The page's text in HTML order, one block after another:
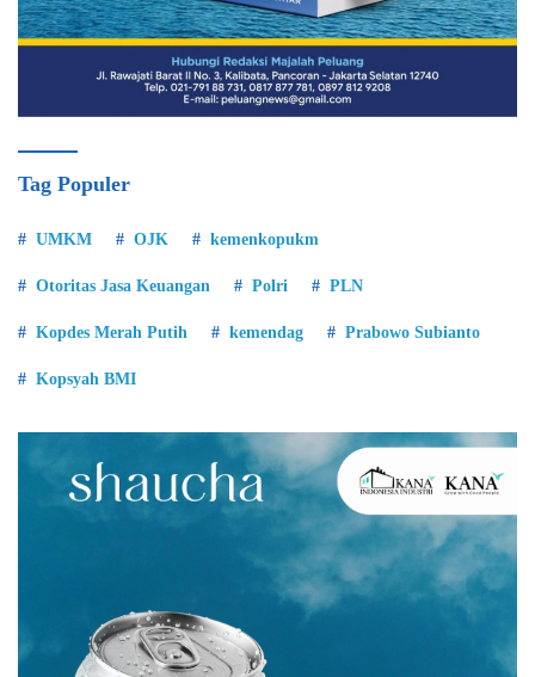
Tag Populer
UMKM OJK kemenkopukm
Otoritas Jasa Keuangan Polri PLN
Kopdes Merah Putih kemendag Prabowo Subianto
Kopsyah BMI